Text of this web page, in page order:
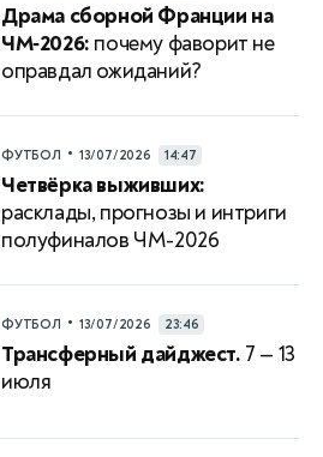
Драма сборной Франции на
ЧМ‑2026: почему фаворит не
оправдал ожиданий?
ФУТБОЛ • 13/07/2026 14:47
Четвёрка выживших:
расклады, прогнозы и интриги
полуфиналов ЧМ-2026
ФУТБОЛ • 13/07/2026 23:46
Трансферный дайджест. 7 — 13
июля